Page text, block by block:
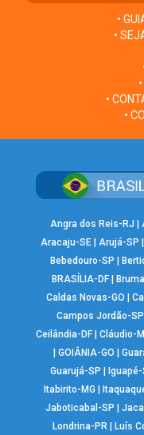
•
•
•
•
Angra dos Reis-RJ
Aracaju-SE |Arujá-SP
Bebedouro-SP
BRASÍLIA-DF|
Caldas Novas-GO
|
Campos Jordão-SP
Ceilândia-DF| Cláudio-
GOIÂNIA-GO
Guarujá-SP
Iguapé-
Itabirito-MG
Jaboticabal-SP
Londrina-PR| Luís